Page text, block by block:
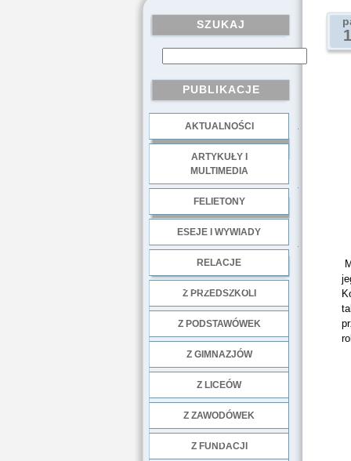
SZUKAJ
PUBLIKACJE
AKTUALNOŚCI
ARTYKUŁY I
MULTIMEDIA
FELIETONY
ESEJE I WYWIADY
RELACJE
Z PRZEDSZKOLI
Z PODSTAWÓWEK
Z GIMNAZJÓW
Z LICEÓW
Z ZAWODÓWEK
Z FUNDACJI